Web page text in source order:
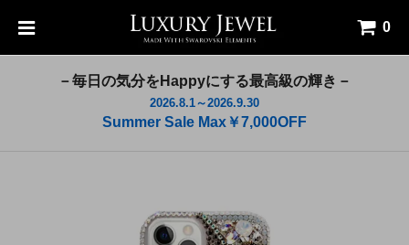
0
－毎日の気分をHappyにする最高級の輝き－
2026.8.1～2026.9.30
Summer Sale Max￥7,000OFF